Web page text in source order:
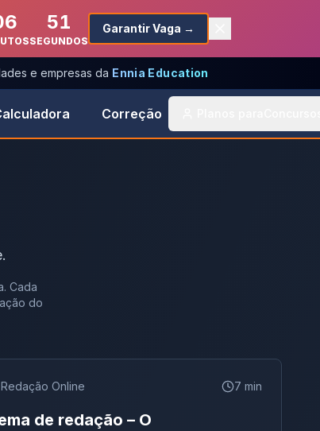
51
SEGUNDOS
Garantir Vaga →
e empresas da Ennia Education
Correção
Cada
do
Redação Online 7 min
de redação – O